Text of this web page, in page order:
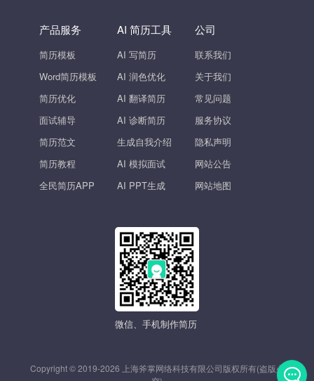
产品服务
简历模板
Word简历模板
简历优化
面试辅导
简历范文
简历教程
全民简历APP
AI 简历工具
AI 写简历
AI 润色优化
AI 翻译简历
AI 诊断简历
生成自我介绍
AI 模拟面试
AI PPT生成
公司
联系我们
关于我们
常见问题
服务协议
隐私声明
网站公告
网站地图
微信、手机制作简历
Copyright © 2019-2026 上海斧掌网络科技有限公司版权所有(盗版必